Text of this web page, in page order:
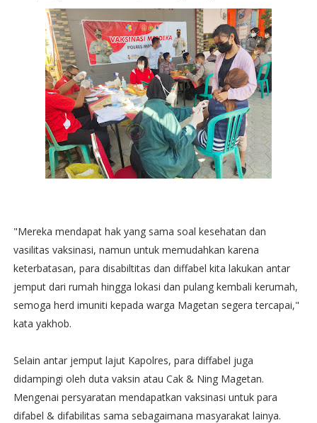
"Mereka mendapat hak yang sama soal kesehatan dan
vasilitas vaksinasi, namun untuk memudahkan karena
keterbatasan, para disabiltitas dan diffabel kita lakukan antar
jemput dari rumah hingga lokasi dan pulang kembali kerumah,
semoga herd imuniti kepada warga Magetan segera tercapai,"
kata yakhob.
Selain antar jemput lajut Kapolres, para diffabel juga
didampingi oleh duta vaksin atau Cak & Ning Magetan.
Mengenai persyaratan mendapatkan vaksinasi untuk para
difabel & difabilitas sama sebagaimana masyarakat lainya.